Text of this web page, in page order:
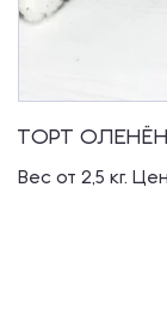
ТОРТ
Вес от 2,5 кг.